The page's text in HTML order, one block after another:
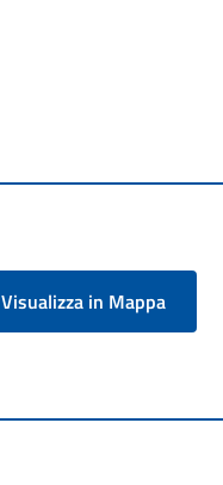
Visualizza in Mappa